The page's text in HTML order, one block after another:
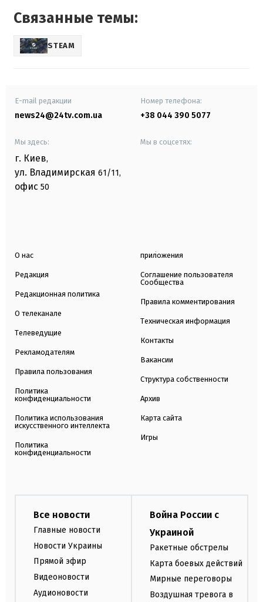
Связанные темы:
STEAM
E-mail редакции
news24@24tv.com.ua
Номер телефона:
+38 044 390 5077
Мы здесь:
г. Киев,
ул. Владимирская 61/11,
офис 50
Мы в соцсетях:
О нас
Редакция
Редакционная политика
О телеканале
Телеведущие
Рекламодателям
Правила пользования
Политика
конфиденциальности
Политика использования
искусственного интеллекта
Политика
конфиденциальности
приложения
Соглашение пользователя
Сообщества
Правила комментирования
Техническая информация
Контакты
Вакансии
Структура собственности
Архив
Карта сайта
Игры
Все новости
Главные новости
Новости Украины
Прямой эфир
Видеоновости
Аудионовости
Война России с
Украиной
Ракетные обстрелы
Карта боевых действий
Мирные переговоры
Воздушная тревога в